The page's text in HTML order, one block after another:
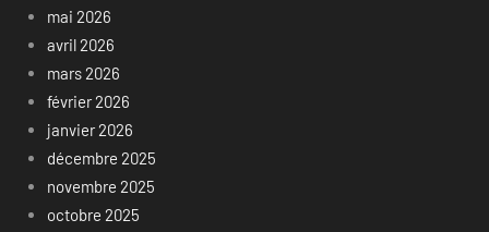
mai 2026
avril 2026
mars 2026
février 2026
janvier 2026
décembre 2025
novembre 2025
octobre 2025